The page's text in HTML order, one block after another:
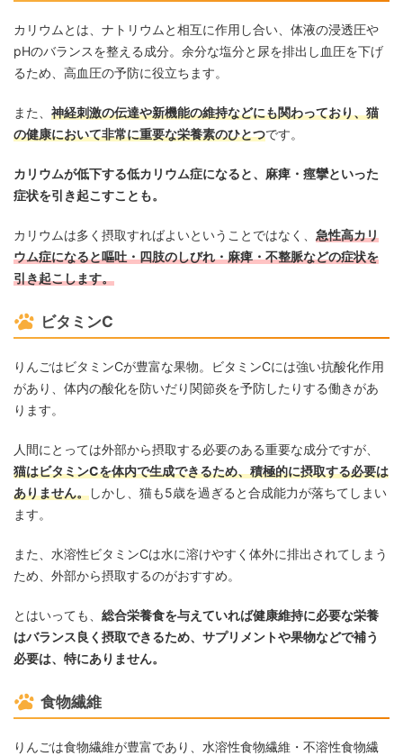
カリウムとは、ナトリウムと相互に作用し合い、体液の浸透圧や
pHのバランスを整える成分。余分な塩分と尿を排出し血圧を下げ
るため、高血圧の予防に役立ちます。
また、 神経刺激の伝達や新機能の維持などにも関わっており、猫
の健康において非常に重要な栄養素のひとつです。
カリウムが低下する低カリウム症になると、麻痺・痙攣といった
症状を引き起こすことも。
カリウムは多く摂取すればよいということではなく、 急性高カリ
ウム症になると嘔吐・四肢のしびれ・麻痺・不整脈などの症状を
引き起こします。
ビタミンC
りんごはビタミンCが豊富な果物。ビタミンCには強い抗酸化作用
があり、体内の酸化を防いだり関節炎を予防したりする働きがあ
ります。
人間にとっては外部から摂取する必要のある重要な成分ですが、
猫はビタミンCを体内で生成できるため、積極的に摂取する必要は
ありません。しかし、猫も5歳を過ぎると合成能力が落ちてしまい
ます。
また、水溶性ビタミンCは水に溶けやすく体外に排出されてしまう
ため、外部から摂取するのがおすすめ。
とはいっても、 総合栄養食を与えていれば健康維持に必要な栄養
はバランス良く摂取できるため、サプリメントや果物などで補う
必要は、特にありません。
食物繊維
りんごは食物繊維が豊富であり、水溶性食物繊維・不溶性食物繊